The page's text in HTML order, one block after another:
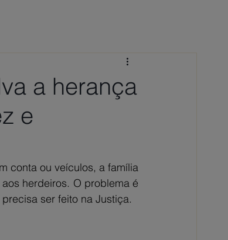
a herança
e
conta ou veículos, a família
herdeiros. O problema é
ser feito na Justiça.